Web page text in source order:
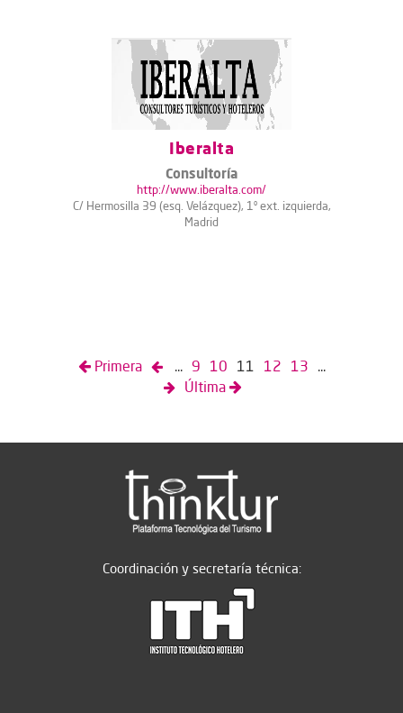
Iberalta
Consultoría
http://www.iberalta.com/
C/ Hermosilla 39 (esq. Velázquez), 1º ext. izquierda,
Madrid
Primera ... 9 10 11 12 13 ...
Última
Coordinación y secretaría técnica: